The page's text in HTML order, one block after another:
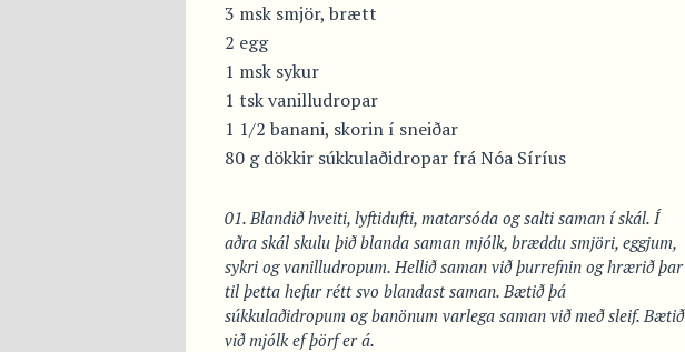
3 msk smjör, brætt
2 egg
1 msk sykur
1 tsk vanilludropar
1 1/2 banani, skorin í sneiðar
80 g dökkir súkkulaðidropar frá Nóa Síríus
Blandið hveiti, lyftidufti, matarsóda og salti saman í skál. Í
aðra skál skulu þið blanda saman mjólk, bræddu smjöri, eggjum,
sykri og vanilludropum. Hellið saman við þurrefnin og hrærið þar
til þetta hefur rétt svo blandast saman. Bætið þá
súkkulaðidropum og banönum varlega saman við með sleif. Bætið
við mjólk ef þörf er á.